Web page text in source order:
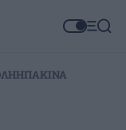
ΗΠΑΚΙΝΑ